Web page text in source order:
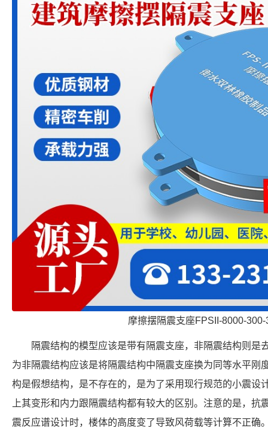
摩擦摆隔震支座FPSII-8000-300-
隔震结构的模型应该是带有隔震支座，非隔震结构则是
为非隔震结构应该是将隔震结构中隔震支座换为同等水平刚
构是假想结构，是不存在的，是为了采用现行规范的小震设
上其变形和内力跟隔震结构都有较大的区别。注意的是，抗
震反应谱设计时，楼体的高度变了导致风荷载等计算不正确